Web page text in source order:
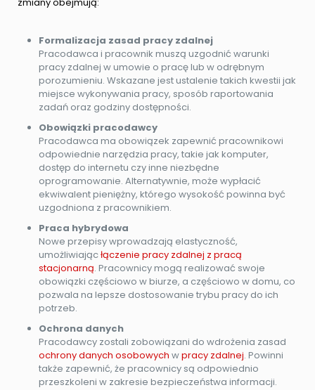
Formalizacja zasad pracy zdalnej
Pracodawca i pracownik muszą uzgodnić warunki
pracy zdalnej w umowie o pracę lub w odrębnym
porozumieniu. Wskazane jest ustalenie takich kwestii jak
miejsce wykonywania pracy, sposób raportowania
zadań oraz godziny dostępności.
Obowiązki pracodawcy
Pracodawca ma obowiązek zapewnić pracownikowi
odpowiednie narzędzia pracy, takie jak komputer,
dostęp do internetu czy inne niezbędne
oprogramowanie. Alternatywnie, może wypłacić
ekwiwalent pieniężny, którego wysokość powinna być
uzgodniona z pracownikiem.
Praca hybrydowa
Nowe przepisy wprowadzają elastyczność,
umożliwiającłączenie pracy zdalnej z pracą
stacjonarną. Pracownicy mogą realizować swoje
obowiązki częściowo w biurze, a częściowo w domu, co
pozwala na lepsze dostosowanie trybu pracy do ich
potrzeb.
Ochrona danych
Pracodawcy zostali zobowiązani do wdrożenia zasad
ochrony danych osobowych wpracy zdalnej. Powinni
także zapewnić, że pracownicy są odpowiednio
przeszkoleni w zakresie bezpieczeństwa informacji.